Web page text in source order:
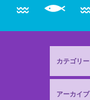
カテゴリー
アーカイブ